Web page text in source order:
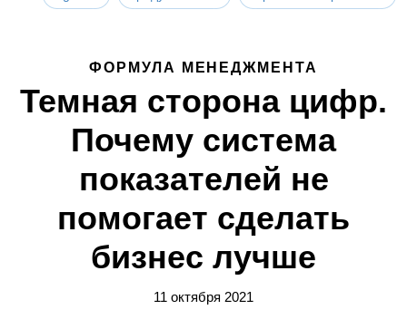
ФОРМУЛА МЕНЕДЖМЕНТА
Темная сторона цифр.
Почему система
показателей не
помогает сделать
бизнес лучше
11 октября 2021